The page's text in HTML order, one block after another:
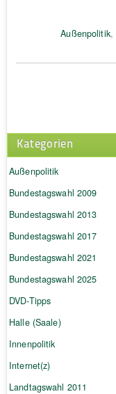
Außenpolitik,
Kategorien
Außenpolitik
Bundestagswahl 2009
Bundestagswahl 2013
Bundestagswahl 2017
Bundestagswahl 2021
Bundestagswahl 2025
DVD-Tipps
Halle (Saale)
Innenpolitik
Internet(z)
Landtagswahl 2011